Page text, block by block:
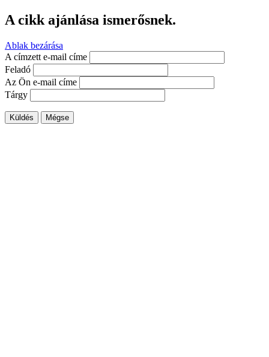
A cikk ajánlása ismerősnek.
Ablak bezárása
A címzett e-mail címe
Feladó
Az Ön e-mail címe
Tárgy
Küldés Mégse